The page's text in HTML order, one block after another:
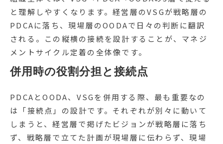
と理解しやすくなります。経営層のVSGが戦略層の
PDCAに落ち、現場層のOODAで日々の判断に翻訳
される。この縦横の接続を設計することが、マネジ
メントサイクル定着の全体像です。
併用時の役割分担と接続点
PDCAとOODA、VSGを併用する際、最も重要なの
は「接続点」の設計です。それぞれが別々に動いて
しまうと、経営層で掲げたビジョンが戦略層に落ち
ず、戦略層で立てた計画が現場層に伝わらず、現場